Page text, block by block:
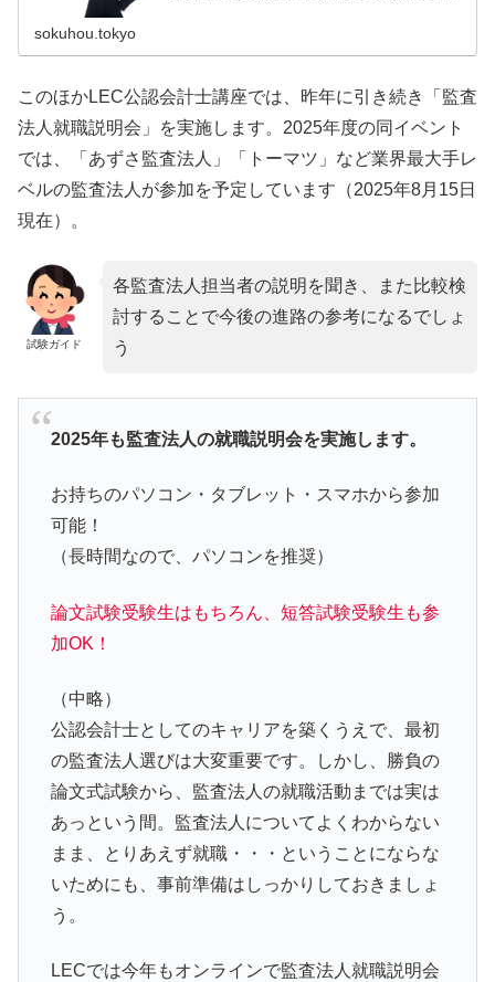
sokuhou.tokyo
このほかLEC公認会計士講座では、昨年に引き続き「監査
法人就職説明会」を実施します。2025年度の同イベント
では、「あずさ監査法人」「トーマツ」など業界最大手レ
ベルの監査法人が参加を予定しています（2025年8月15日
現在）。
試験ガイド
各監査法人担当者の説明を聞き、また比較検
討することで今後の進路の参考になるでしょ
う
2025年も監査法人の就職説明会を実施します。
お持ちのパソコン・タブレット・スマホから参加
可能！
（長時間なので、パソコンを推奨）
論文試験受験生はもちろん、短答試験受験生も参
加OK！
（中略）
公認会計士としてのキャリアを築くうえで、最初
の監査法人選びは大変重要です。しかし、勝負の
論文式試験から、監査法人の就職活動までは実は
あっという間。監査法人についてよくわからない
まま、とりあえず就職・・・ということにならな
いためにも、事前準備はしっかりしておきましょ
う。
LECでは今年もオンラインで監査法人就職説明会